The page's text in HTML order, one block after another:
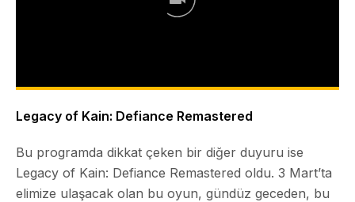
Legacy of Kain: Defiance Remastered
Bu programda dikkat çeken bir diğer duyuru ise
Legacy of Kain: Defiance Remastered oldu. 3 Mart’ta
elimize ulaşacak olan bu oyun, gündüz geceden, bu